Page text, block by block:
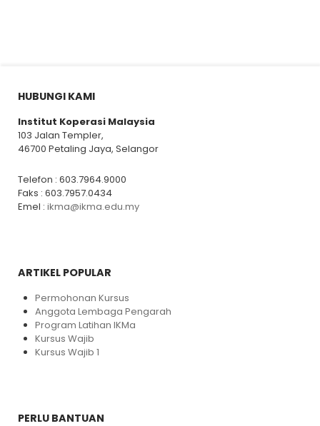
HUBUNGI KAMI
Institut Koperasi Malaysia
103 Jalan Templer,
46700 Petaling Jaya, Selangor
Telefon : 603.7964.9000
Faks : 603.7957.0434
Emel : ikma@ikma.edu.my
ARTIKEL POPULAR
Permohonan Kursus
Anggota Lembaga Pengarah
Program Latihan IKMa
Kursus Wajib
Kursus Wajib 1
PERLU BANTUAN